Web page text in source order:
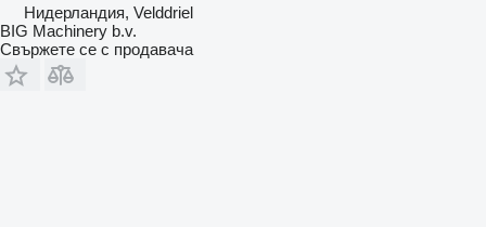
Нидерландия, Velddriel
BIG Machinery b.v.
Свържете се с продавача